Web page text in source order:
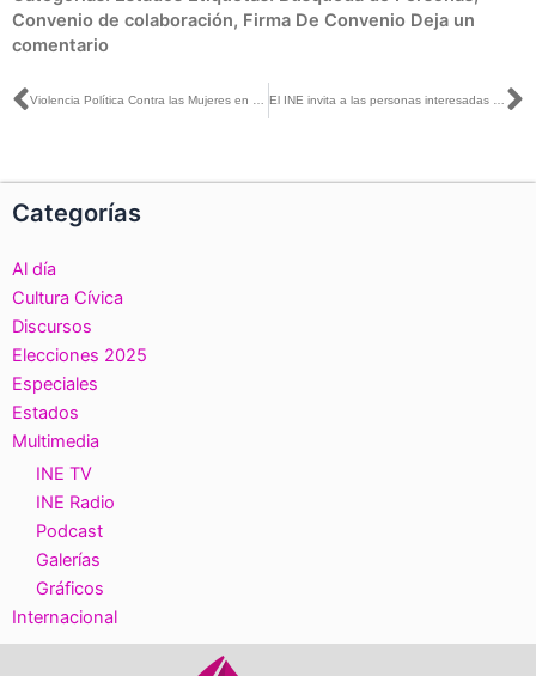
Convenio de colaboración, Firma De Convenio Deja un
comentario
Ant
Categorías
Al día
Cultura Cívica
Discursos
Elecciones 2025
Especiales
Estados
Multimedia
INE TV
INE Radio
Podcast
Galerías
Gráficos
Internacional